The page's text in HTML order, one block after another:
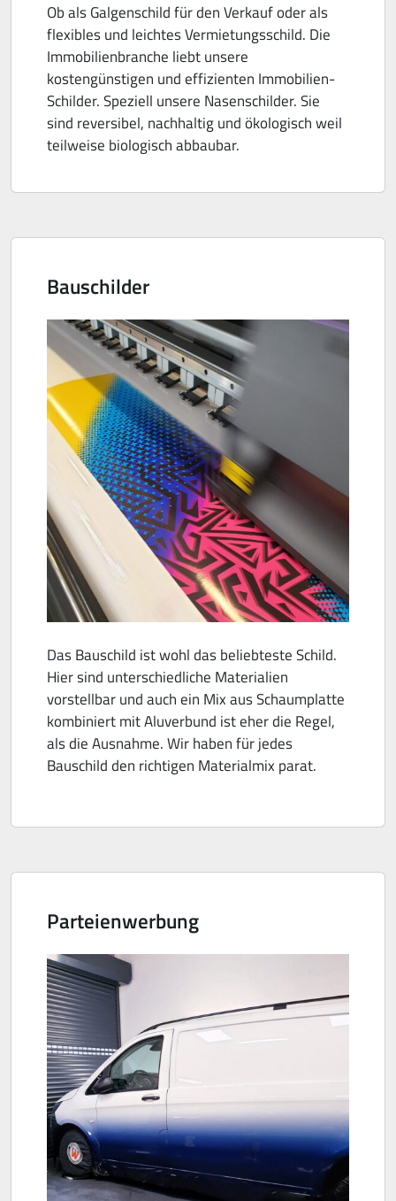
Ob als Galgenschild für den Verkauf oder als
flexibles und leichtes Vermietungsschild. Die
Immobilienbranche liebt unsere
kostengünstigen und effizienten Immobilien-
Schilder. Speziell unsere Nasenschilder. Sie
sind reversibel, nachhaltig und ökologisch weil
teilweise biologisch abbaubar.
Bauschilder
Das Bauschild ist wohl das beliebteste Schild.
Hier sind unterschiedliche Materialien
vorstellbar und auch ein Mix aus Schaumplatte
kombiniert mit Aluverbund ist eher die Regel,
als die Ausnahme. Wir haben für jedes
Bauschild den richtigen Materialmix parat.
Parteienwerbung